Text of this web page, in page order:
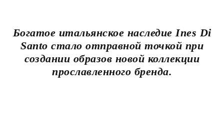
Богатое итальянское наследие Ines Di
Santo стало отправной точкой при
создании образов новой коллекции
прославленного бренда.